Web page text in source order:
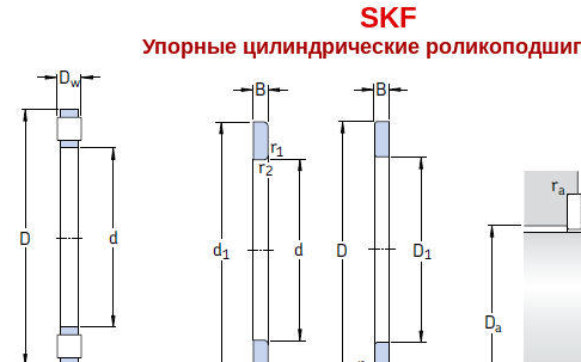
SKF
Упорные цилиндрические